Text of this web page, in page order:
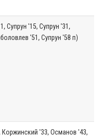
Супрун '15, Супрун '31,
'51, Супрун '58 п)
'33, Османов '43,